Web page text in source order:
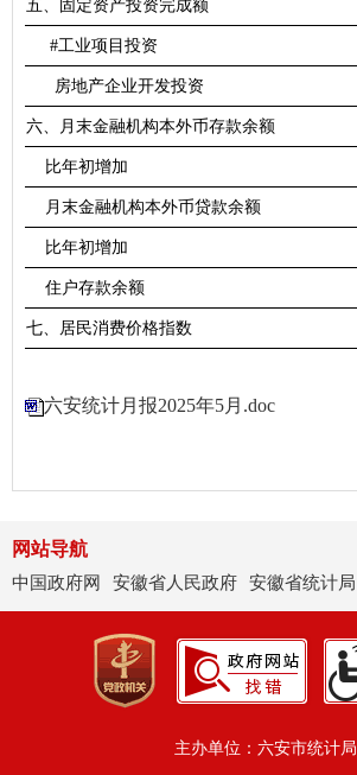
五、固定资产投资完成额
#工业项目投资
房地产企业开发投资
六、月末金融机构本外币存款余额
比年初增加
月末金融机构本外币贷款余额
比年初增加
住户存款余额
七、居民消费价格指数
六安统计月报2025年5月.doc
网站导航
中国政府网
安徽省人民政府 安徽省统计局
主办单位：六安市统计局